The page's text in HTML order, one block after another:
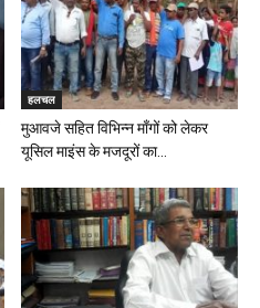
हलचल
मुआवजे सहित विभिन्न माँगों को लेकर
यूसिल माइंस के मजदूरों का...